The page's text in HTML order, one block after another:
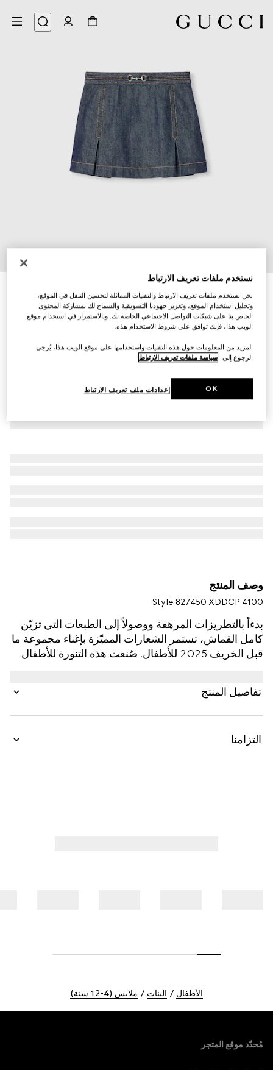
تنورة من الجينز مع حلية Horsebit للأطفال
SAR 2,100
وصف المنتج
Style ‎827450 XDDCP 4100
بدءاً بالتطريزات المرهفة ووصولاً إلى الطبعات التي تزيّن
كامل القماش، تستمر الشعارات المميّزة بإغناء مجموعة ما
قبل الخريف 2025 للأطفال. صُنعت هذه التنورة للأطفال
تفاصيل المنتج
التزامنا
الأطفال البنات ملابس (4-12 سنة)
مُحدّد موقع المتجر
نستخدم ملفات تعريف الارتباط
نحن نستخدم ملفات تعريف الارتباط والتقنيات المماثلة لتحسين التنقل في الموقع،
وتحليل استخدام الموقع، وتعزيز جهودنا التسويقية والسماح لك بمشاركة المحتوى
الخاص بنا على شبكات التواصل الاجتماعي الخاصة بك. وبالاستمرار في استخدام موقع
الويب هذا، فإنك توافق على شروط الاستخدام هذه.
.لمزيد من المعلومات حول هذه التقنيات واستخدامها على موقع الويب هذا، يُرجى
الرجوع إلى سياسة ملفات تعريف الارتباط
إعدادات ملف تعريف الارتباط OK